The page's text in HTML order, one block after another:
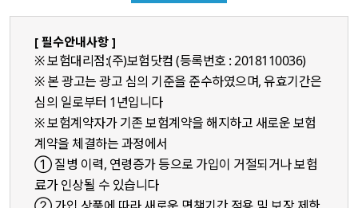
[ 필수안내사항 ]
※ 보험대리점:(주)보험닷컴 (등록번호 : 2018110036)
※ 본 광고는 광고 심의 기준을 준수하였으며, 유효기간은
심의 일로부터 1년입니다
※ 보험계약자가 기존 보험계약을 해지하고 새로운 보험
계약을 체결하는 과정에서
① 질병 이력, 연령증가 등으로 가입이 거절되거나 보험
료가 인상될 수 있습니다